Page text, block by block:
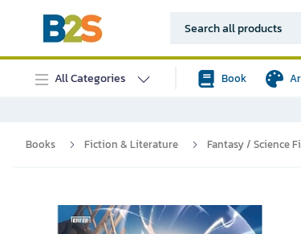
All Categories Book
Books Fiction & Literature Fantasy / Science